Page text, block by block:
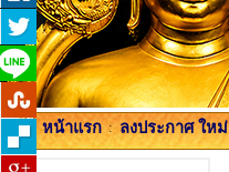
หน้าแรก : ลงประกาศ ใหม่